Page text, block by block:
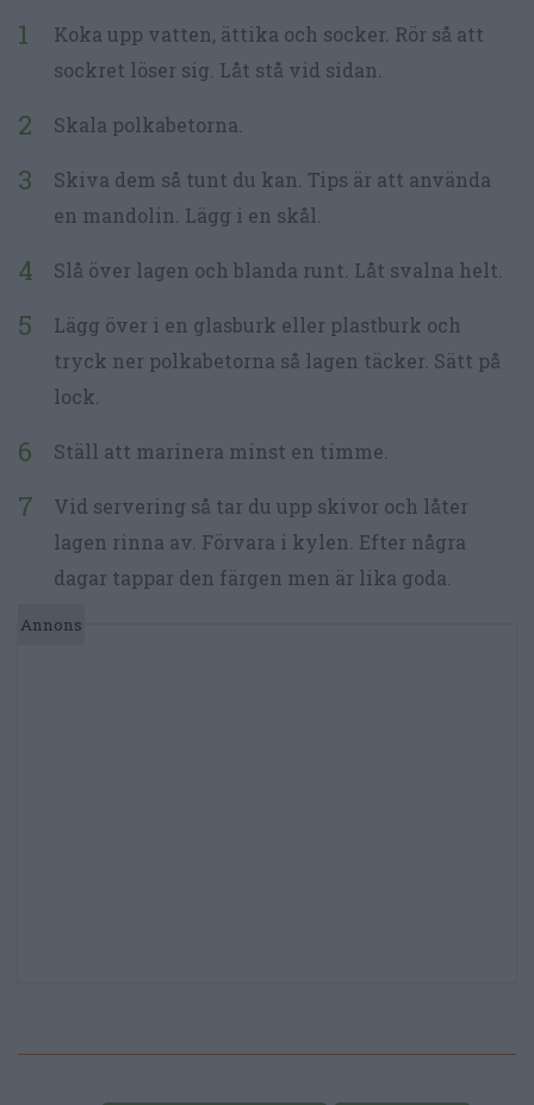
Koka upp vatten, ättika och socker. Rör så att
sockret löser sig. Låt stå vid sidan.
Skala polkabetorna.
Skiva dem så tunt du kan. Tips är att använda
en mandolin. Lägg i en skål.
Slå över lagen och blanda runt. Låt svalna helt.
Lägg över i en glasburk eller plastburk och
tryck ner polkabetorna så lagen täcker. Sätt på
lock.
Ställ att marinera minst en timme.
Vid servering så tar du upp skivor och låter
lagen rinna av. Förvara i kylen. Efter några
dagar tappar den färgen men är lika goda.